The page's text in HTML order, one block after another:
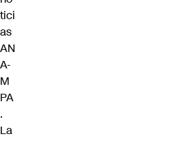
tici
as
AN
A-
M
PA
.
La